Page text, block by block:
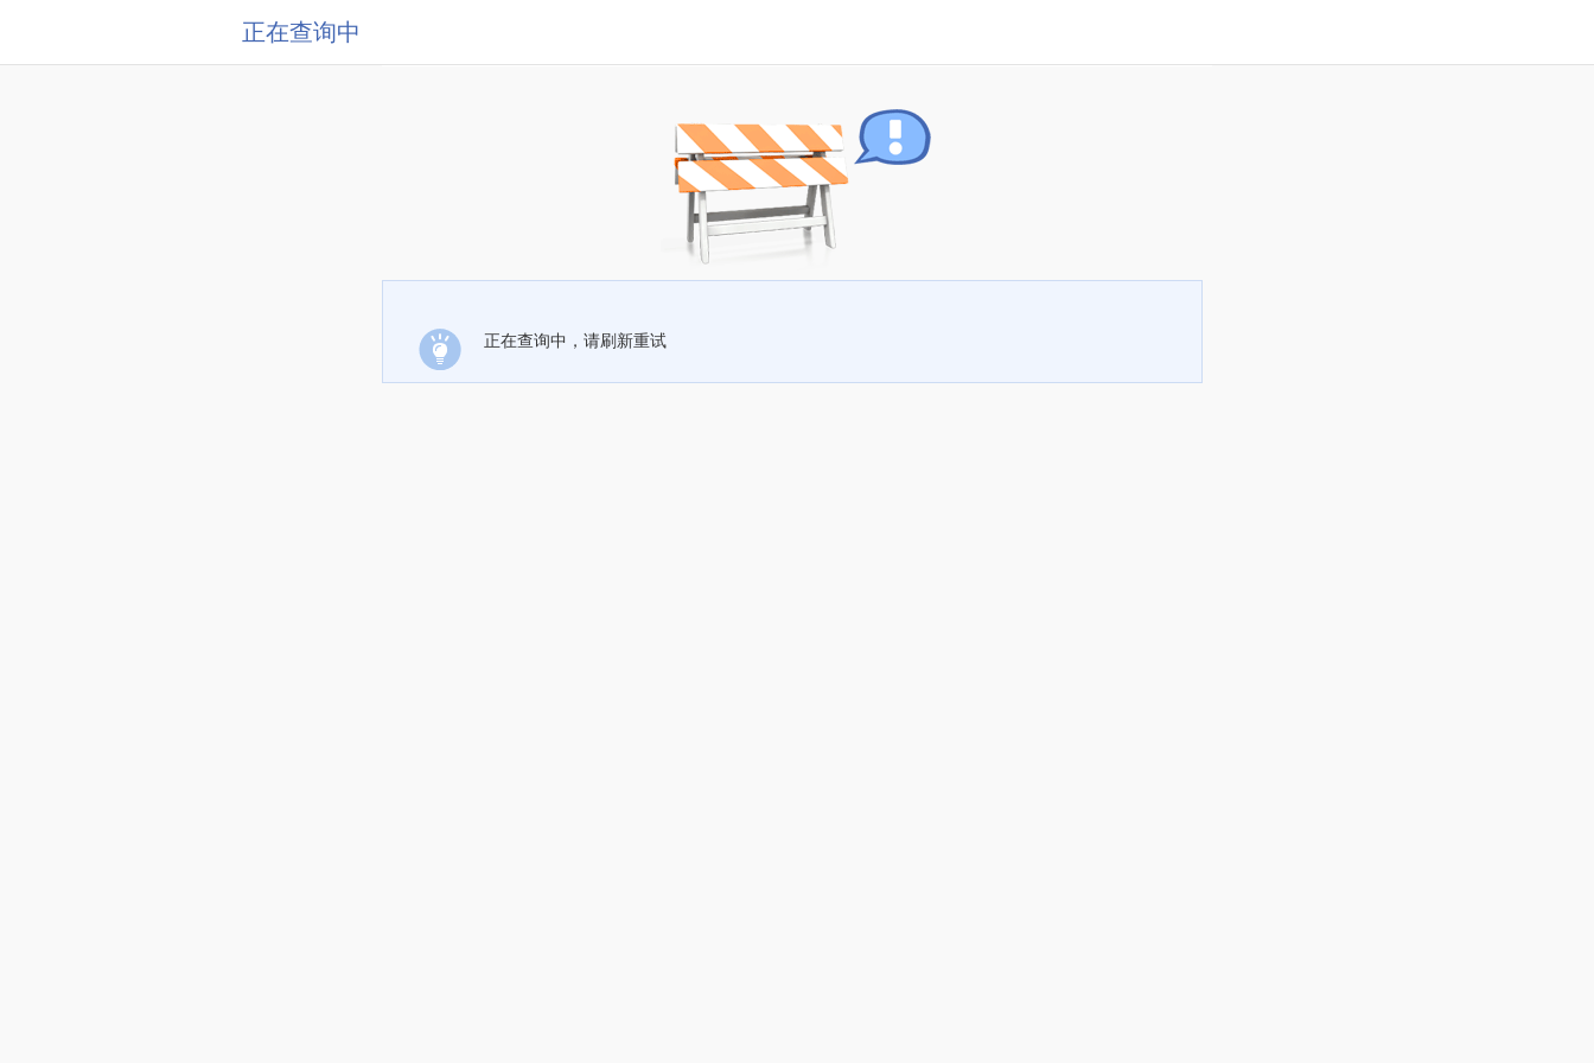
正在查询中
正在查询中，请刷新重试